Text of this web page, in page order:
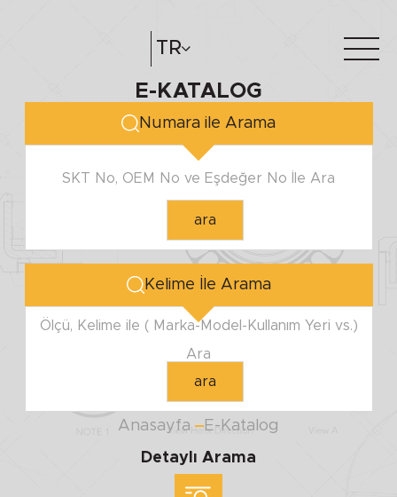
TR
Hakkımızda e-katalog
E-KATALOG
Numara ile Arama
SKT No, OEM No ve Eşdeğer No İle Ara
ara
Kelime İle Arama
Ölçü, Kelime ile ( Marka-Model-Kullanım Yeri vs.)
Ara
ara
Anasayfa
E-Katalog
Detaylı Arama
Minimum
Maximum
YUVA ÇAPI
Minimum
YÜKSEKLİK
Minimum
ölçü ile arama yap